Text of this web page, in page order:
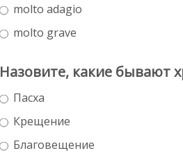
molto adagio
molto grave
Назовите, какие бывают
Пасха
Крещение
Благовещение